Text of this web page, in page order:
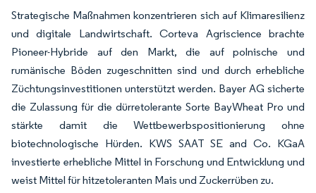
Strategische Maßnahmen konzentrieren sich auf Klimaresilienz
und digitale Landwirtschaft. Corteva Agriscience brachte
Pioneer-Hybride auf den Markt, die auf polnische und
rumänische Böden zugeschnitten sind und durch erhebliche
Züchtungsinvestitionen unterstützt werden. Bayer AG sicherte
die Zulassung für die dürretolerante Sorte BayWheat Pro und
stärkte damit die Wettbewerbspositionierung ohne
biotechnologische Hürden. KWS SAAT SE and Co. KGaA
investierte erhebliche Mittel in Forschung und Entwicklung und
weist Mittel für hitzetoleranten Mais und Zuckerrüben zu.